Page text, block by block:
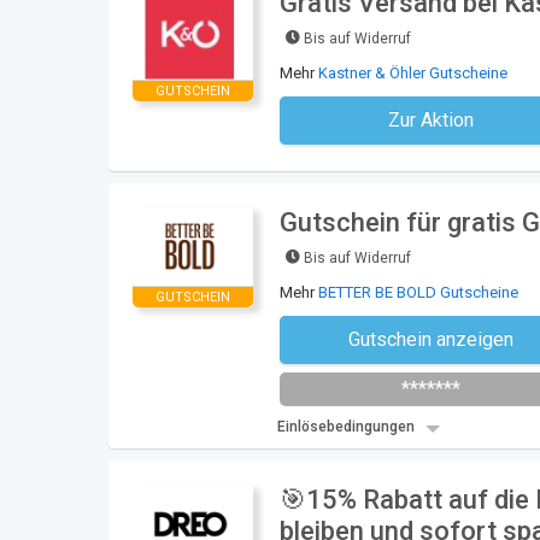
GUTSCHEIN
Bis auf Widerruf
MehrKastner & Öhler Gutscheine
Zur Aktion
Kein Code
GUTSCHEIN
Gutschein für gratis
Bis auf Widerruf
MehrBETTER BE BOLD Gutscheine
Gutschein anzeigen
Newsletter des Shops
*******
Einlösebedingungen
🎯15% Rabatt auf
bleiben und sofort